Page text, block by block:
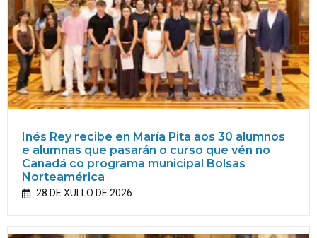
Inés Rey recibe en María Pita aos 30 alumnos
e alumnas que pasarán o curso que vén no
Canadá co programa municipal Bolsas
Norteamérica
28 DE XULLO DE 2026